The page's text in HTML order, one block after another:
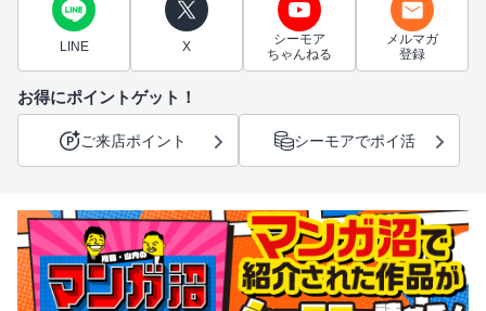
LINE X
シーモア
ちゃんねる
メルマガ
登録
お得にポイントゲット！
ご来店ポイント シーモアでポイ活